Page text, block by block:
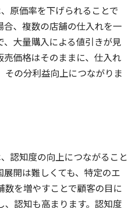
原価率を下げられることで
合、複数の店舗の仕入れを一
、大量購入による値引きが見
売価格はそのままに、仕入れ
その分利益向上につながりま
認知度の向上につながること
開は難しくても、特定のエ
数を増やすことで顧客の目に
、認知も高まります。認知度